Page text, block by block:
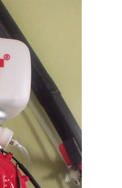
Féktisztító (500 ml) (BERNER)
2 179 Ft helyett 1 674
Ft